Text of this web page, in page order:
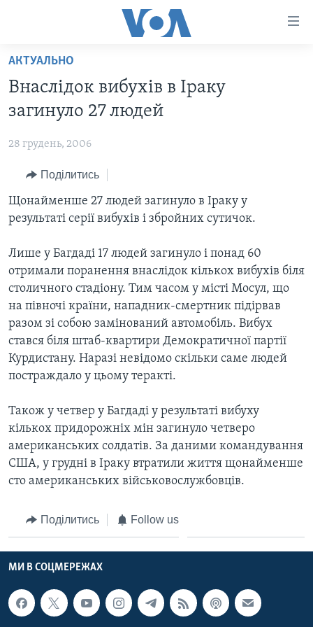
Перейти
матеріалу
Перейти
меню
Перейти
до
Пошуку
АКТУАЛЬНО
США
УКРАЇНА
ВІЙНА - ЦЕ ОСОБИСТЕ
УКРАЇНЦІ У СВІТІ
НАУКА
ЗДОРОВ'Я
КУЛЬТУРА
СУСПІЛЬСТВО
ЕКОНОМІКА
ІСТОРІЇ УСПІХУ УКРАЇНЦІВ
АНАЛІТИКА
ПОЛІТИКА В США
АДМІНІСТРАЦІЯ ПРЕЗИДЕНТА ТРАМПА: ПЕРШІ 100
УКРАЇНЦІ В АМЕРИЦІ
ІНТЕРВ'Ю
БОРОТЬБА З ДЕЗІНФОРМАЦІЄЮ
ТЕЛЕПРОГРАМИ
ЧАС-TIME
СТУДІЯ ВАШИНГТОН
ВІКНО В АМЕРИКУ
ПРАЙМ-ТАЙМ
ENGLISH
Learning English
АКТУАЛЬНО
Внаслідок вибухів в Іраку
загинуло 27 людей
28 грудень, 2006
Поділитись
Щонайменше 27 людей загинуло в Іраку у
результаті серії вибухів і збройних сутичок.
Лише у Багдаді 17 людей загинуло і понад 60
отримали поранення внаслідок кількох вибухів біля
столичного стадіону. Тим часом у місті Мосул, що
на півночі країни, нападник-смертник підірвав
разом зі собою замінований автомобіль. Вибух
стався біля штаб-квартири Демократичної партії
Курдистану. Наразі невідомо скільки саме людей
постраждало у цьому теракті.
Також у четвер у Багдаді у результаті вибуху
кількох придорожніх мін загинуло четверо
американських солдатів. За даними командування
США, у грудні в Іраку втратили життя щонайменше
сто американських військовослужбовців.
Поділитись Follow us
МИ В СОЦМЕРЕЖАХ